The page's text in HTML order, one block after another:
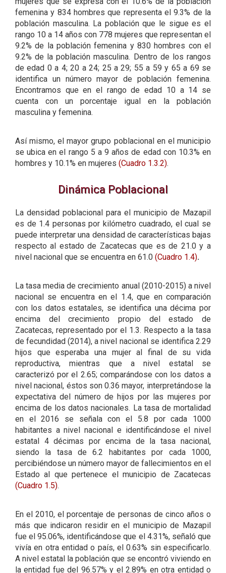
femenina y 834 hombres que representa el 9.3% de la
población masculina. La población que le sigue es el
rango 10 a 14 años con 778 mujeres que representan el
9.2% de la población femenina y 830 hombres con el
9.2% de la población masculina. Dentro de los rangos
de edad 0 a 4; 20 a 24; 25 a 29; 55 a 59 y 65 a 69 se
identifica un número mayor de población femenina.
Encontramos que en el rango de edad 10 a 14 se
cuenta con un porcentaje igual en la población
masculina y femenina.
Así mismo, el mayor grupo poblacional en el municipio
se ubica en el rango 5 a 9 años de edad con 10.3% en
hombres y 10.1% en mujeres (Cuadro 1.3.2).
Dinámica Poblacional
La densidad poblacional para el municipio de Mazapil
es de 1.4 personas por kilómetro cuadrado, el cual se
puede interpretar una densidad de características bajas
respecto al estado de Zacatecas que es de 21.0 y a
nivel nacional que se encuentra en 61.0 (Cuadro 1.4).
La tasa media de crecimiento anual (2010-2015) a nivel
nacional se encuentra en el 1.4, que en comparación
con los datos estatales, se identifica una décima por
encima del crecimiento propio del estado de
Zacatecas, representado por el 1.3. Respecto a la tasa
de fecundidad (2014), a nivel nacional se identifica 2.29
hijos que esperaba una mujer al final de su vida
reproductiva, mientras que a nivel estatal se
caracterizó por el 2.65; comparándose con los datos a
nivel nacional, éstos son 0.36 mayor, interpretándose la
expectativa del número de hijos por las mujeres por
encima de los datos nacionales. La tasa de mortalidad
en el 2016 se señala con el 5.8 por cada 1000
habitantes a nivel nacional e identificándose el nivel
estatal 4 décimas por encima de la tasa nacional,
siendo la tasa de 6.2 habitantes por cada 1000,
percibiéndose un número mayor de fallecimientos en el
Estado al que pertenece el municipio de Zacatecas
(Cuadro 1.5).
En el 2010, el porcentaje de personas de cinco años o
más que indicaron residir en el municipio de Mazapil
fue el 95.06%, identificándose que el 4.31%, señaló que
vivía en otra entidad o país, el 0.63% sin especificarlo.
A nivel estatal la población que se encontró viviendo en
la entidad fue del 96.57% y el 2.89% en otra entidad o